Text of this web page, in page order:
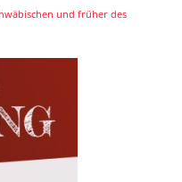
und früher des